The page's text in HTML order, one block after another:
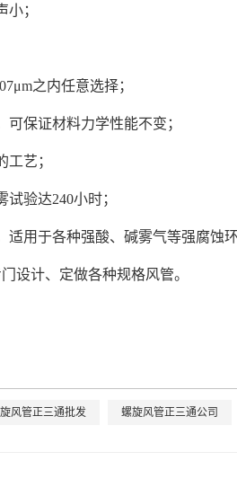
；
之内任意选择；
保证材料力学性能不变；
工艺；
验达240小时；
适用于各种强酸、碱雾气等强腐蚀环
设计、定做各种规格风管。
风管正三通批发 螺旋风管正三通公司